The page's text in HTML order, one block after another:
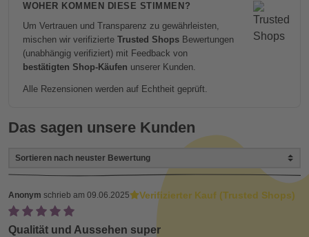
WOHER KOMMEN DIESE STIMMEN?
Um Vertrauen und Transparenz zu gewährleisten,
mischen wir verifizierte Trusted Shops Bewertungen
(unabhängig verifiziert) mit Feedback von
bestätigten Shop-Käufen unserer Kunden.
Alle Rezensionen werden auf Echtheit geprüft.
Das sagen unsere Kunden
Anonym schrieb am 09.06.2025 Verifizierter Kauf (Trusted Shops)
Qualität und Aussehen super